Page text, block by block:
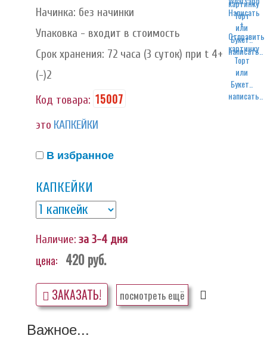
написать..
написать..
Начинка: без начинки
Упаковка - входит в стоимость
Срок хранения: 72 часа (3 суток) при t 4+
(-)2
Код товара: 15007
это КАПКЕЙКИ
В избранное
КАПКЕЙКИ
Наличие: за 3-4 дня
цена: 420руб.
ЗАКАЗАТЬ! посмотреть ещё
Важное...